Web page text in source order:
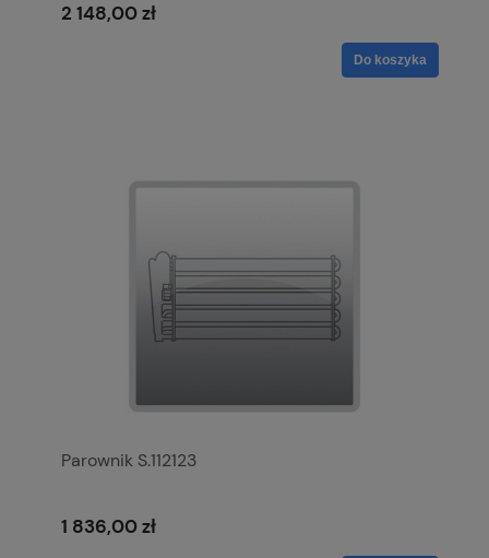
2 148,00 zł
Do koszyka
Parownik S.112123
1 836,00 zł